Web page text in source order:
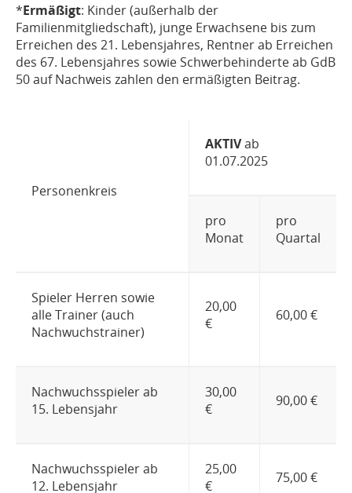
*Ermäßigt: Kinder (außerhalb der
Familienmitgliedschaft), junge Erwachsene bis zum
Erreichen des 21. Lebensjahres, Rentner ab Erreichen
des 67. Lebensjahres sowie Schwerbehinderte ab GdB
50 auf Nachweis zahlen den ermäßigten Beitrag.
Personenkreis
AKTIVab
01.07.2025
pro
Monat
pro
Quartal
Spieler Herren sowie
alle Trainer (auch
Nachwuchstrainer)
20,00
€
60,00 €
Nachwuchsspieler ab
15. Lebensjahr
30,00
€
90,00 €
Nachwuchsspieler ab
12. Lebensjahr
25,00
€
75,00 €